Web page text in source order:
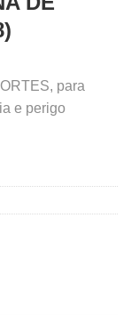
para
e perigo